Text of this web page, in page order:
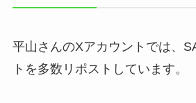
平山さんのXアカウントでは、
トを多数リポストしています。